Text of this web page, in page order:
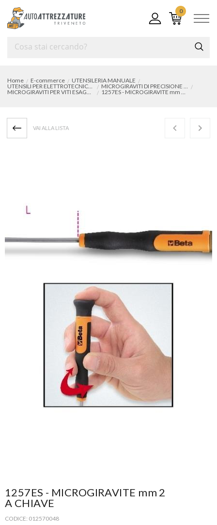
0
Home E-commerce
UTENSILERIA MANUALE
UTENSILI PER ELETTROTECNICA, ELETTRONICA E MICROMECCANICA
MICROGIRAVITI DI PRECISIONE PER ELETTRONICA
MICROGIRAVITI PER VITI ESAGONALI
1257ES - MICROGIRAVITE mm 2 A CHIAVE
VAI ALLA LISTA
1257ES - MICROGIRAVITE mm 2
A CHIAVE
CODICE: 012570048